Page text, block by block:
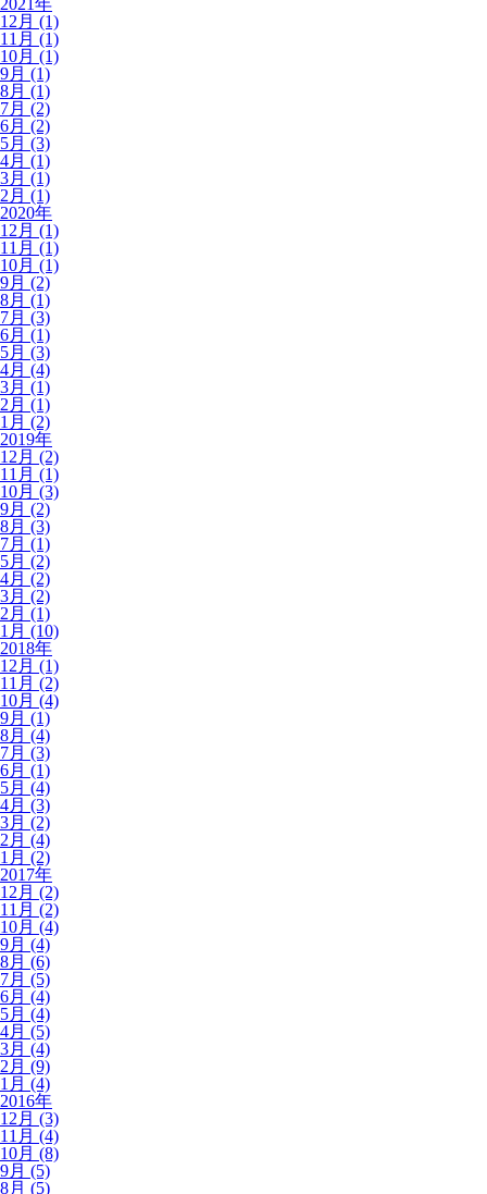
2021年
12月 (1)
11月 (1)
10月 (1)
9月 (1)
8月 (1)
7月 (2)
6月 (2)
5月 (3)
4月 (1)
3月 (1)
2月 (1)
2020年
12月 (1)
11月 (1)
10月 (1)
9月 (2)
8月 (1)
7月 (3)
6月 (1)
5月 (3)
4月 (4)
3月 (1)
2月 (1)
1月 (2)
2019年
12月 (2)
11月 (1)
10月 (3)
9月 (2)
8月 (3)
7月 (1)
5月 (2)
4月 (2)
3月 (2)
2月 (1)
1月 (10)
2018年
12月 (1)
11月 (2)
10月 (4)
9月 (1)
8月 (4)
7月 (3)
6月 (1)
5月 (4)
4月 (3)
3月 (2)
2月 (4)
1月 (2)
2017年
12月 (2)
11月 (2)
10月 (4)
9月 (4)
8月 (6)
7月 (5)
6月 (4)
5月 (4)
4月 (5)
3月 (4)
2月 (9)
1月 (4)
2016年
12月 (3)
11月 (4)
10月 (8)
9月 (5)
8月 (5)